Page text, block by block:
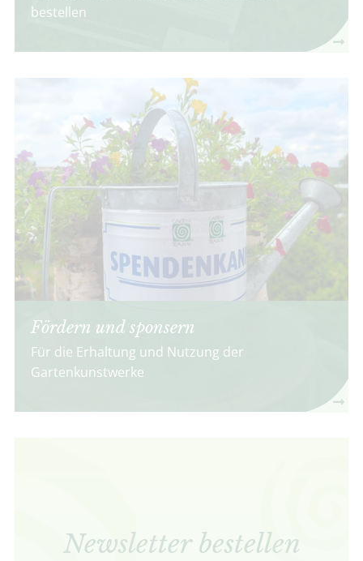
bestellen
Fördern und sponsern
Für die Erhaltung und Nutzung der
Gartenkunstwerke
Newsletter bestellen